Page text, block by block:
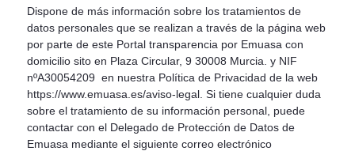
Dispone de más información sobre los tratamientos de
datos personales que se realizan a través de la página web
por parte de este Portal transparencia por Emuasa con
domicilio sito en Plaza Circular, 9 30008 Murcia. y NIF
nºA30054209 en nuestra Política de Privacidad de la web
https://www.emuasa.es/aviso-legal. Si tiene cualquier duda
sobre el tratamiento de su información personal, puede
contactar con el Delegado de Protección de Datos de
Emuasa mediante el siguiente correo electrónico